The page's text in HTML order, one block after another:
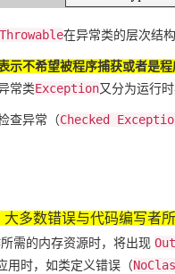
Throwable在异常类的层次结构
示不希望被程序捕获或者是
常类Exception又分为运行
查异常（Checked
多数错误与代码编写者
需的内存资源时，将出现
用时，如类定义错误（